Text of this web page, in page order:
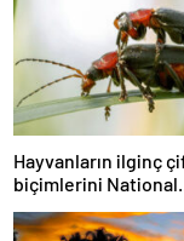
Hayvanların ilginç
biçimlerini National